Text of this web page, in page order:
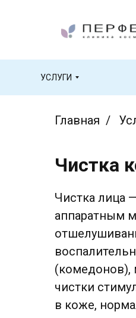
УСЛУГИ
Главная /
Чистка
Чистка лица
аппаратным
(комедонов),
чистки
в коже,